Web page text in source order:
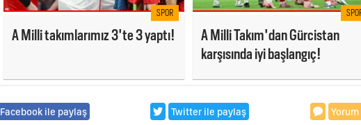
SPOR
A Milli takımlarımız 3'te 3 yaptı!
A Milli Takım'dan Gürcistan
karşısında iyi başlangıç!
Facebook ile paylaş Twitter ile paylaş Yorum